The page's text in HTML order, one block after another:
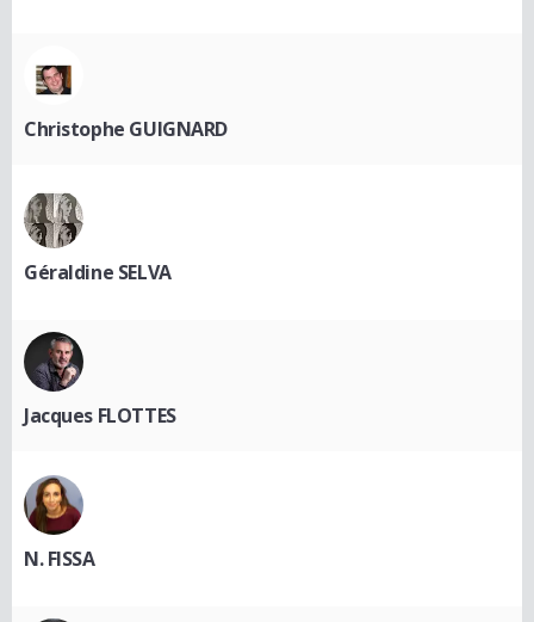
Christophe GUIGNARD
Géraldine SELVA
Jacques FLOTTES
N. FISSA